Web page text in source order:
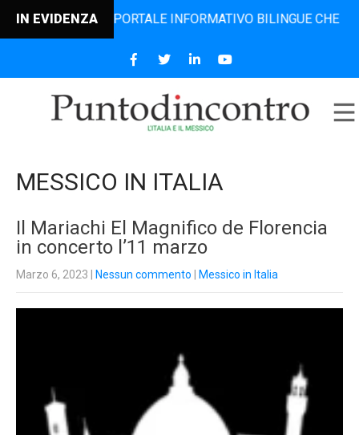
IN EVIDENZA
IL PORTALE INFORMATIVO BILINGUE CHE DAL 2006
MESSICO IN ITALIA
Il Mariachi El Magnifico de Florencia
in concerto l’11 marzo
Marzo 6, 2023 Nessun commento Messico in Italia